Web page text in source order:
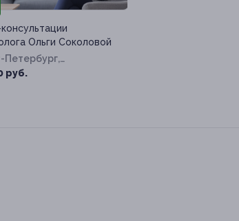
Ольги Соколовой
Петербург,
ул, д. 25
руб.